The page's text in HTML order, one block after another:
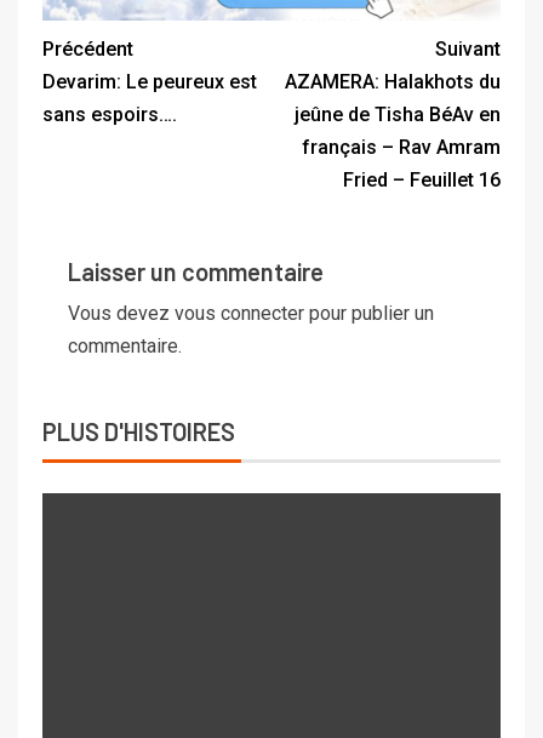
Précédent
Devarim: Le peureux est
sans espoirs….
Suivant
AZAMERA: Halakhots du
jeûne de Tisha BéAv en
français – Rav Amram
Fried – Feuillet 16
Laisser un commentaire
Vous devez vous connecter pour publier un
commentaire.
PLUS D'HISTOIRES